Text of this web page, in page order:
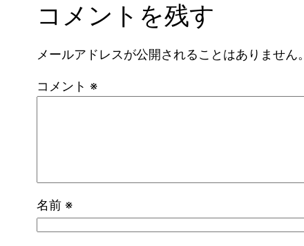
コメントを残す
メールアドレスが公開されることはありません。
コメント ※
名前 ※